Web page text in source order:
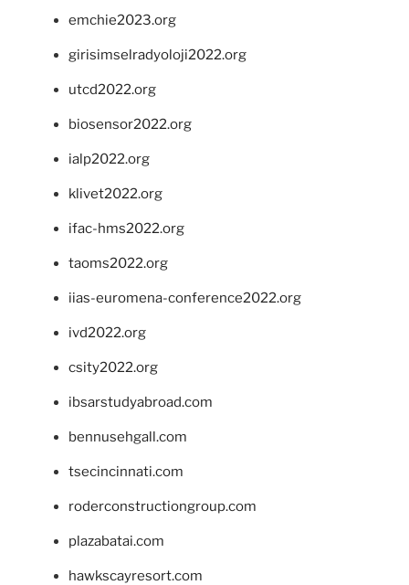
emchie2023.org
girisimselradyoloji2022.org
utcd2022.org
biosensor2022.org
ialp2022.org
klivet2022.org
ifac-hms2022.org
taoms2022.org
iias-euromena-conference2022.org
ivd2022.org
csity2022.org
ibsarstudyabroad.com
bennusehgall.com
tsecincinnati.com
roderconstructiongroup.com
plazabatai.com
hawkscayresort.com